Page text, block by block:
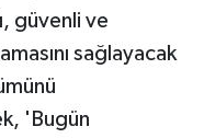
güvenli ve
sağlayacak
'Bugün